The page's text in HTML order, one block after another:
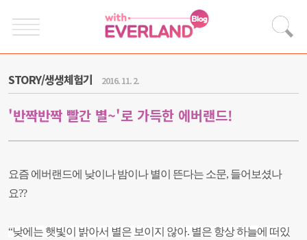
STORY/생생체험기 2016. 11. 2.
'반짝반짝 빨간 별~'로 가득한 에버랜드!
요즘 에버랜드에 낮이나 밤이나 별이 뜬다는 소문, 들어보셨나
요??
“낮에는 햇빛이 밝아서 별은 보이지 않아. 별은 항상 하늘에 떠있